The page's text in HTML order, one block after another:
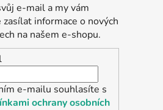
e-mail a my vám
zasílat informace o nových
na našem e-shopu.
e-mailu souhlasíte s
ochrany osobních